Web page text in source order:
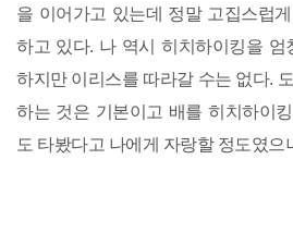
을 이어가고 있는데 정말 고집스럽
하고 있다. 나 역시 히치하이킹을 엄
하지만 이리스를 따라갈 수는 없다.
하는 것은 기본이고 배를 히치하이
도 타봤다고 나에게 자랑할 정도였으